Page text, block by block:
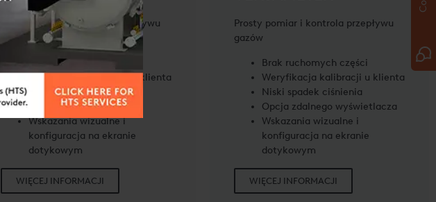
Prosty pomiar i kontrola przepływu
gazów
Brak ruchomych części
Weryfikacja kalibracji u klienta
Niski spadek ciśnienia
Montaż panelowy
Wskazania wizualne i
konfiguracja na ekranie
dotykowym
WIĘCEJ INFORMACJI
Prosty pomiar i kontrola przepływu
gazów
Brak ruchomych części
Weryfikacja kalibracji u klienta
Niski spadek ciśnienia
Opcja zdalnego wyświetlacza
Wskazania wizualne i
konfiguracja na ekranie
dotykowym
WIĘCEJ INFORMACJI